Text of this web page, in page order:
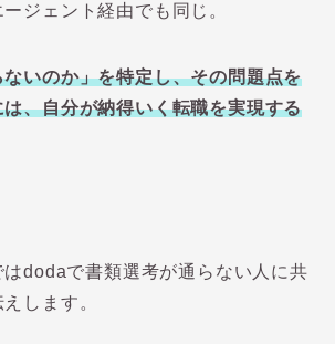
ジェント経由でも同じ。
いのか」を特定し、その問題点を
、自分が納得いく転職を実現する
はdodaで書類選考が通らない人に共
します。